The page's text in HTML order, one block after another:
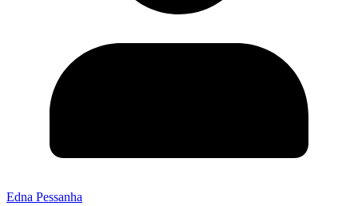
Edna Pessanha